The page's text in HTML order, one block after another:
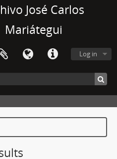
José Carlos
Mariátegui
Log in